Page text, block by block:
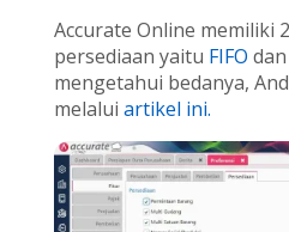
Accurate Online memiliki
persediaan yaitu FIFO dan
mengetahui bedanya,
melalui artikel ini.